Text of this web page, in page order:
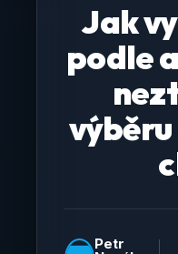
Jak
podle
Petr